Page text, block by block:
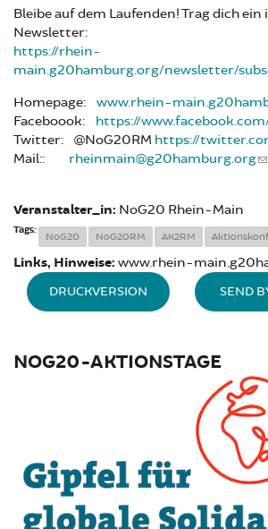
Bleibe auf dem Laufenden! Trag dich ein
Newsletter:
https://rhein-
main.g20hamburg.org/newsletter/
Homepage: www.rhein-
Faceboook: https://
Twitter: @NoG20RM https://
Mail:: rheinmain@g20hamburg.org
Veranstalter_in: NoG20 Rhein-Main
Tags:
NoG20 NoG20RM AK2RM
Links, Hinweise: www.rhein-
DRUCKVERSION SEND
NOG20-AKTIONSTAGE